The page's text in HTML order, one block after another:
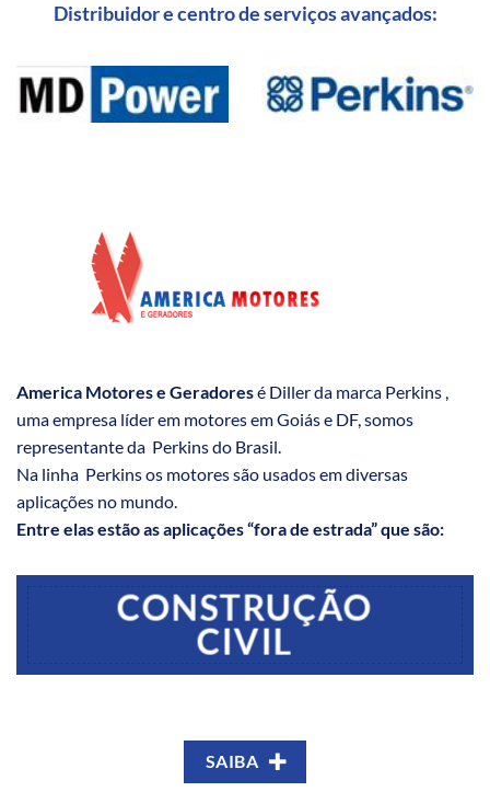
Distribuidor e centro de serviços avançados:
America Motores e Geradoresé Diller da marca Perkins ,
uma empresa líder em motores em Goiás e DF, somos
representante da Perkins do Brasil.
Na linha Perkins os motores são usados em diversas
aplicações no mundo.
Entre elas estão as aplicações “fora de estrada” que são:
CONSTRUÇÃO
CIVIL
SAIBA